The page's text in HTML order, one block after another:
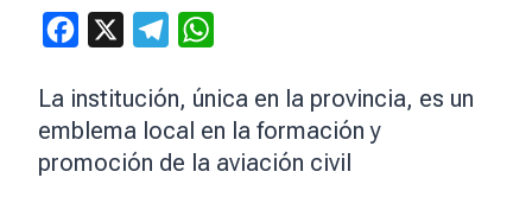
Facebook Telegram
La institución, única en la provincia, es un
emblema local en la formación y
promoción de la aviación civil